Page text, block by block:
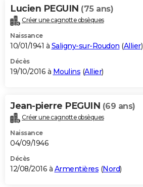
Lucien PEGUIN (75 ans)
Créer une cagnotte obsèques
Naissance
10/01/1941 à Saligny-sur-Roudon (Allier)
Décès
19/10/2016 à Moulins (Allier)
Jean-pierre PEGUIN (69 ans)
Créer une cagnotte obsèques
Naissance
04/09/1946
Décès
12/08/2016 à Armentières (Nord)